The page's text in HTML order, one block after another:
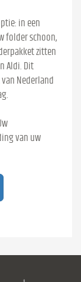
in een
folder schoon,
zitten
Aldi. Dit
Nederland
van uw